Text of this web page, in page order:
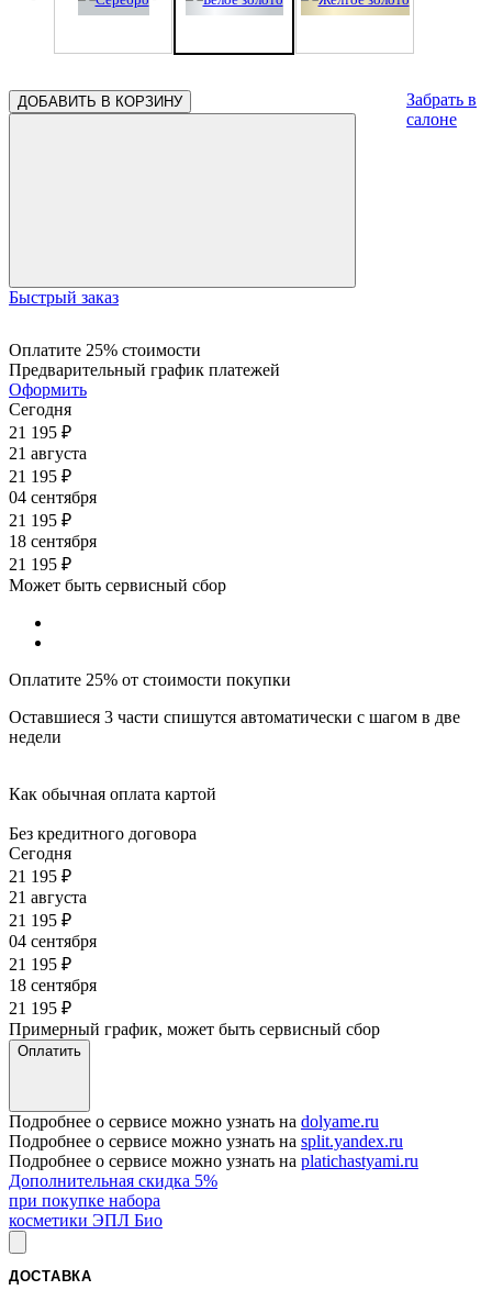
0.84 0.84 0.84 0.80 0.80 0.80
0.79
ДОБАВИТЬ В КОРЗИНУ
Быстрый заказ
Забрать в
салоне
Оплатите 25% стоимости
Предварительный график платежей
Оформить
Сегодня
21 195 ₽
21 августа
21 195 ₽
04 сентября
21 195 ₽
18 сентября
21 195 ₽
Может быть сервисный сбор
Оплатите 25% от стоимости покупки
Оставшиеся 3 части спишутся автоматически с шагом в две
недели
Как обычная оплата картой
Без кредитного договора
Сегодня
21 195 ₽
21 августа
21 195 ₽
04 сентября
21 195 ₽
18 сентября
21 195 ₽
Примерный график, может быть сервисный сбор
Оплатить
Подробнее о сервисе можно узнать на dolyame.ru
Подробнее о сервисе можно узнать на split.yandex.ru
Подробнее о сервисе можно узнать на platichastyami.ru
Дополнительная скидка 5%
при покупке набора
косметики ЭПЛ Био
ДОСТАВКА